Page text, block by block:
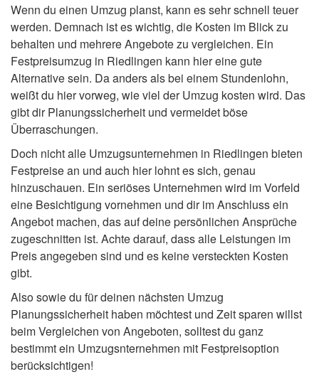
Wenn du einen Umzug planst, kann es sehr schnell teuer
werden. Demnach ist es wichtig, die Kosten im Blick zu
behalten und mehrere Angebote zu vergleichen. Ein
Festpreisumzug in Riedlingen kann hier eine gute
Alternative sein. Da anders als bei einem Stundenlohn,
weißt du hier vorweg, wie viel der Umzug kosten wird. Das
gibt dir Planungssicherheit und vermeidet böse
Überraschungen.
Doch nicht alle Umzugsunternehmen in Riedlingen bieten
Festpreise an und auch hier lohnt es sich, genau
hinzuschauen. Ein seriöses Unternehmen wird im Vorfeld
eine Besichtigung vornehmen und dir im Anschluss ein
Angebot machen, das auf deine persönlichen Ansprüche
zugeschnitten ist. Achte darauf, dass alle Leistungen im
Preis angegeben sind und es keine versteckten Kosten
gibt.
Also sowie du für deinen nächsten Umzug
Planungssicherheit haben möchtest und Zeit sparen willst
beim Vergleichen von Angeboten, solltest du ganz
bestimmt ein Umzugsnternehmen mit Festpreisoption
berücksichtigen!